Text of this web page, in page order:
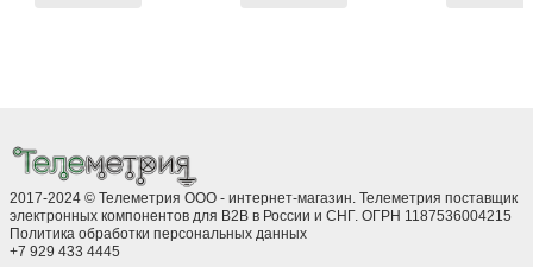
2017-2024 © Телеметрия ООО - интернет-магазин. Телеметрия поставщик
электронных компонентов для B2B в России и СНГ. ОГРН 1187536004215
Политика обработки персональных данных
+7 929 433 4445